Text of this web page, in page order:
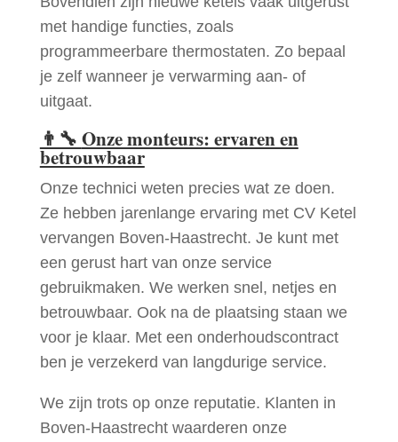
met handige functies, zoals
programmeerbare thermostaten. Zo bepaal
je zelf wanneer je verwarming aan- of
uitgaat.
👨‍🔧 Onze monteurs: ervaren en
betrouwbaar
Onze technici weten precies wat ze doen.
Ze hebben jarenlange ervaring met CV Ketel
vervangen Boven-Haastrecht. Je kunt met
een gerust hart van onze service
gebruikmaken. We werken snel, netjes en
betrouwbaar. Ook na de plaatsing staan we
voor je klaar. Met een onderhoudscontract
ben je verzekerd van langdurige service.
We zijn trots op onze reputatie. Klanten in
Boven-Haastrecht waarderen onze